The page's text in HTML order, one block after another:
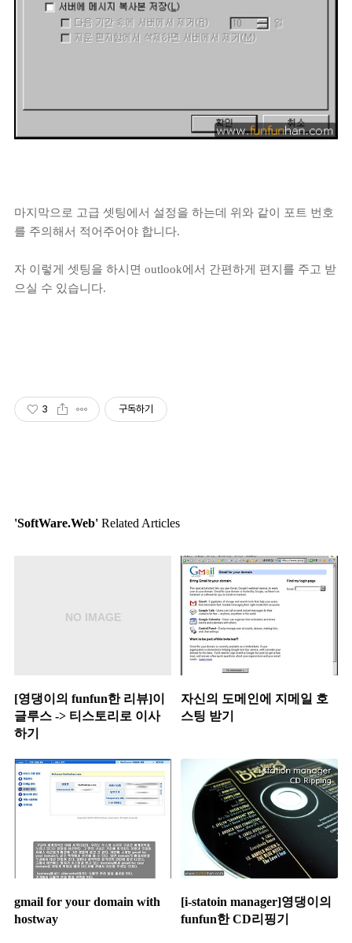
마지막으로 고급 셋팅에서 설정을 하는데 위와 같이 포트 번호
를 주의해서 적어주어야 합니다.
자 이렇게 셋팅을 하시면 outlook에서 간편하게 편지를 주고 받
으실 수 있습니다.
3 구독하기
'SoftWare.Web' Related Articles
[영댕이의 funfun한 리뷰]이
글루스 -> 티스토리로 이사
하기
자신의 도메인에 지메일 호
스팅 받기
gmail for your domain with
hostway
[i-statoin manager]영댕이의
funfun한 CD리핑기